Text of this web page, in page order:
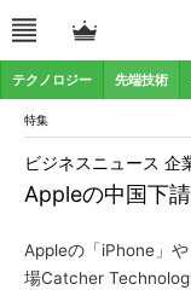
テクノロジー 先端技術
特集
Appleの中国下
ビジネスニュース 企
Appleの「iPhone」
場Catcher